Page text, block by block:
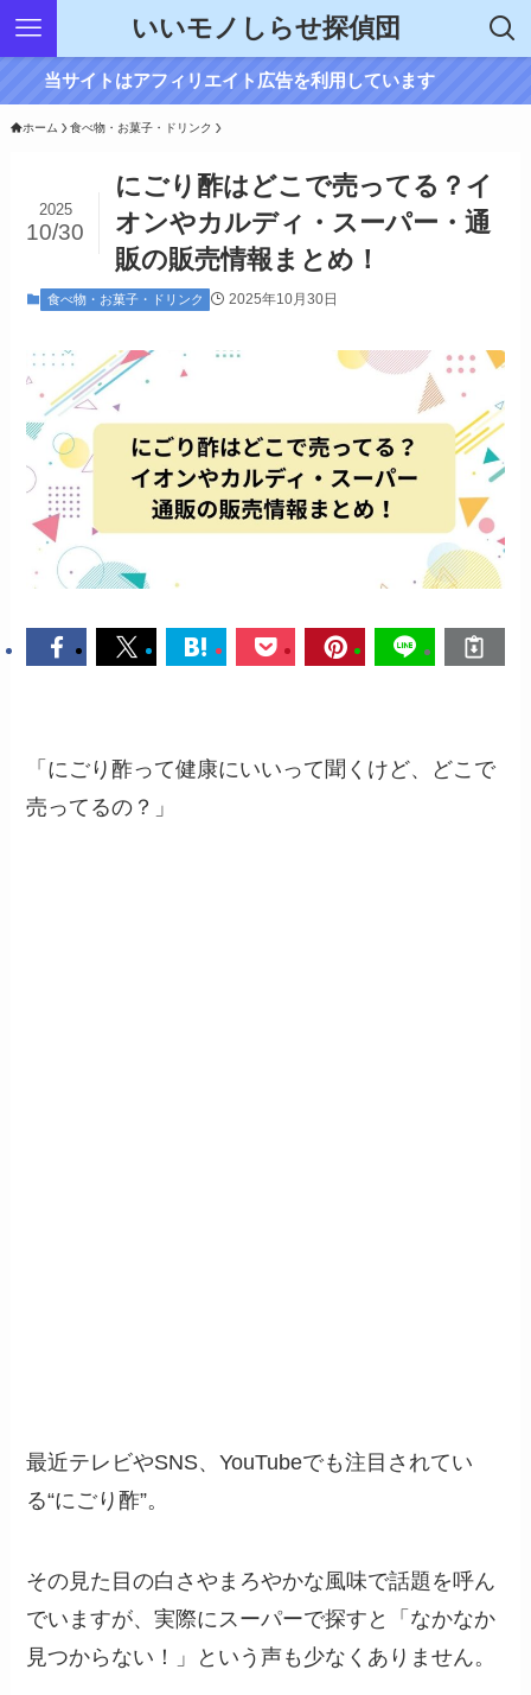
いいモノしらせ探偵団
当サイトはアフィリエイト広告を利用しています
ホーム 食べ物・お菓子・ドリンク
にごり酢はどこで売ってる？イ
オンやカルディ・スーパー・通
販の販売情報まとめ！
2025
10/30
食べ物・お菓子・ドリンク 2025年10月30日
「にごり酢って健康にいいって聞くけど、どこで
売ってるの？」
最近テレビやSNS、YouTubeでも注目されてい
る“にごり酢”。
その見た目の白さやまろやかな風味で話題を呼ん
でいますが、実際にスーパーで探すと「なかなか
見つからない！」という声も少なくありません。